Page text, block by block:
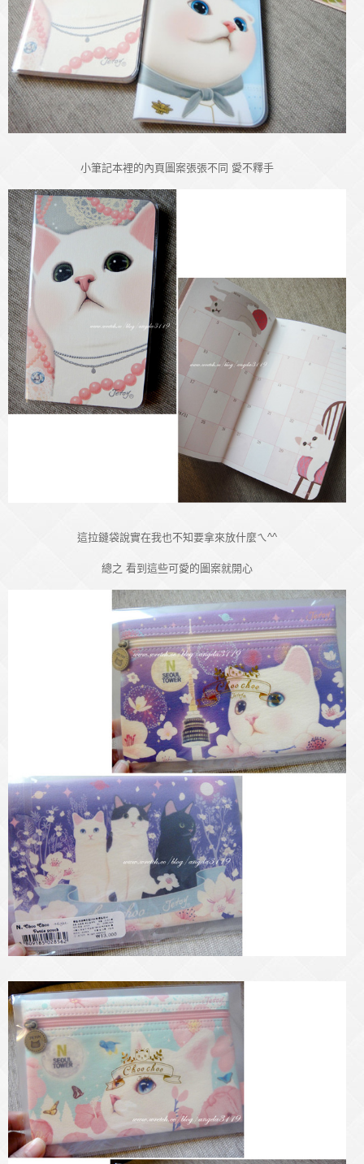
小筆記本裡的內頁圖案張張不同 愛不釋手
這拉鏈袋說實在我也不知要拿來放什麼ㄟ^^
總之 看到這些可愛的圖案就開心